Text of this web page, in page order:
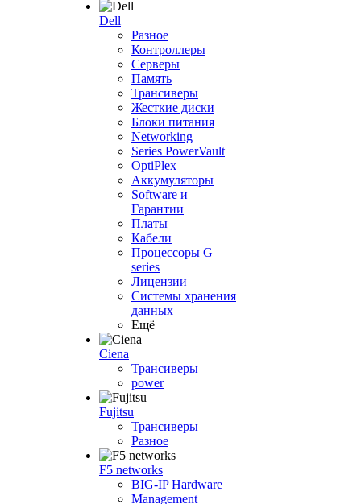
Dell
Разное
Контроллеры
Серверы
Память
Трансиверы
Жесткие диски
Блоки питания
Networking
Series PowerVault
OptiPlex
Аккумуляторы
Software и
Гарантии
Платы
Кабели
Процессоры G
series
Лицензии
Системы хранения
данных
Ещё
Ciena
Трансиверы
power
Fujitsu
Трансиверы
Разное
F5 networks
BIG-IP Hardware
Management